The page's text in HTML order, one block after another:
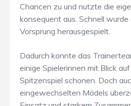
Chancen zu und nutzte die
konsequent aus. Schnell
Vorsprung herausgespielt.
Dadurch konnte das
einige Spielerinnen mit Blick
Spitzenspiel schonen. Doch
eingewechselten Mädels